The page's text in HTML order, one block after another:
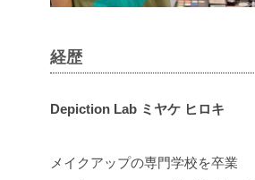
経歴
Depiction Lab ミヤケ ヒロキ
メイクアップの専門学校を卒業